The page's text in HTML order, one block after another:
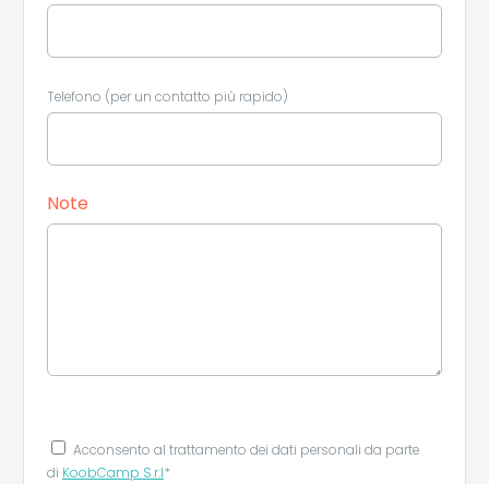
Telefono (per un contatto più rapido)
Note
Acconsento al trattamento dei dati personali da parte
di KoobCamp S.r.l*